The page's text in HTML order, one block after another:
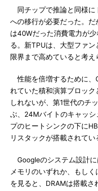
同チップで推論と同様に
への移行が必要だった。
は40Wだった消費電力が
る。新TPUは、大型ファ
限界まで高めていると考え
性能を倍増するために、
れていた積和演算ブロッ
しれないが、第1世代のチ
ぶ、24Mバイトのキャッ
プのヒートシンクの下に
リスタックが搭載されてい
Googleのシステム設計
メモリのいずれか、もし
を見ると、DRAMは搭載さ